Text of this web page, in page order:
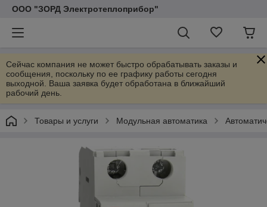
ООО "ЗОРД Электротеплоприбор"
Сейчас компания не может быстро обрабатывать заказы и
сообщения, поскольку по ее графику работы сегодня
выходной. Ваша заявка будет обработана в ближайший
рабочий день.
Товары и услуги Модульная автоматика